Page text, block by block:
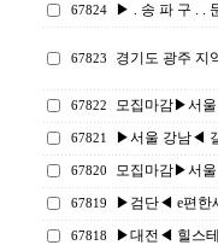
67824 ▶ . 송 파 구 . .
67823 경기도 광주 지
67822 모집마감▶서
67821 ▶서울 강남◀
67820 모집마감▶서울
67819 ▶검단◀ e편한
67818 ▶대전◀ 힐스테